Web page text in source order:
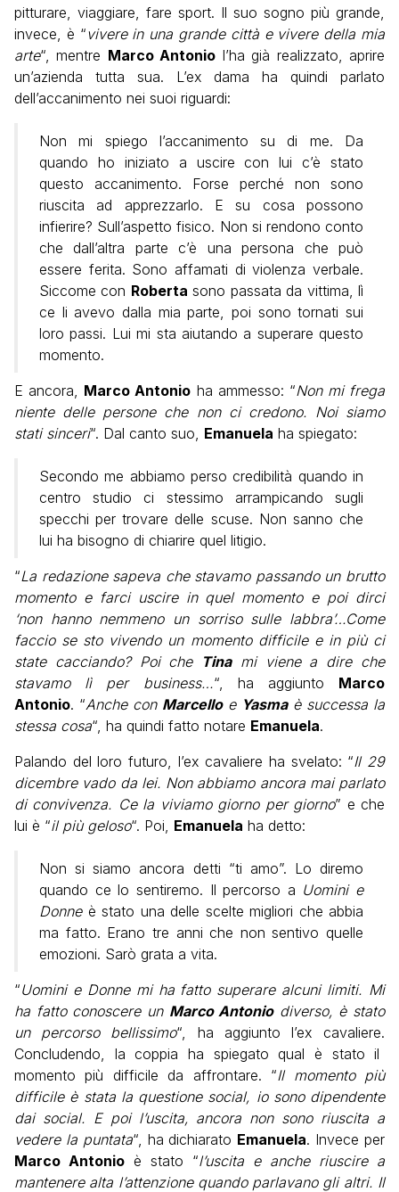
pitturare, viaggiare, fare sport. Il suo sogno più grande,
invece, è “vivere in una grande città e vivere della mia
arte“, mentre Marco Antonio l’ha già realizzato, aprire
un’azienda tutta sua. L’ex dama ha quindi parlato
dell’accanimento nei suoi riguardi:
Non mi spiego l’accanimento su di me. Da
quando ho iniziato a uscire con lui c’è stato
questo accanimento. Forse perché non sono
riuscita ad apprezzarlo. E su cosa possono
infierire? Sull’aspetto fisico. Non si rendono conto
che dall’altra parte c’è una persona che può
essere ferita. Sono affamati di violenza verbale.
Siccome con Roberta sono passata da vittima, lì
ce li avevo dalla mia parte, poi sono tornati sui
loro passi. Lui mi sta aiutando a superare questo
momento.
E ancora, Marco Antonio ha ammesso: “Non mi frega
niente delle persone che non ci credono. Noi siamo
stati sinceri“. Dal canto suo, Emanuela ha spiegato:
Secondo me abbiamo perso credibilità quando in
centro studio ci stessimo arrampicando sugli
specchi per trovare delle scuse. Non sanno che
lui ha bisogno di chiarire quel litigio.
“La redazione sapeva che stavamo passando un brutto
momento e farci uscire in quel momento e poi dirci
‘non hanno nemmeno un sorriso sulle labbra’…Come
faccio se sto vivendo un momento difficile e in più ci
state cacciando? Poi che Tinami viene a dire che
stavamo lì per business…“, ha aggiunto Marco
Antonio. “Anche con Marcelloe Yasmaè successa la
stessa cosa“, ha quindi fatto notare Emanuela.
Palando del loro futuro, l’ex cavaliere ha svelato: “Il 29
dicembre vado da lei. Non abbiamo ancora mai parlato
di convivenza. Ce la viviamo giorno per giorno” e che
lui è “il più geloso“. Poi, Emanuela ha detto:
Non si siamo ancora detti “ti amo”. Lo diremo
quando ce lo sentiremo. Il percorso a Uomini e
Donneè stato una delle scelte migliori che abbia
ma fatto. Erano tre anni che non sentivo quelle
emozioni. Sarò grata a vita.
“Uomini e Donne mi ha fatto superare alcuni limiti. Mi
ha fatto conoscere un Marco Antoniodiverso, è stato
un percorso bellissimo“, ha aggiunto l’ex cavaliere.
Concludendo, la coppia ha spiegato qual è stato il
momento più difficile da affrontare. “Il momento più
difficile è stata la questione social, io sono dipendente
dai social. E poi l’uscita, ancora non sono riuscita a
vedere la puntata“, ha dichiarato Emanuela. Invece per
Marco Antonio è stato “l’uscita e anche riuscire a
mantenere alta l’attenzione quando parlavano gli altri. Il